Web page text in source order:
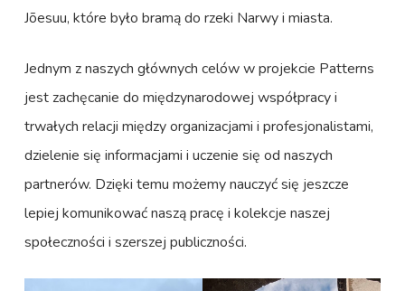
Jõesuu, które było bramą do rzeki Narwy i miasta.
Jednym z naszych głównych celów w projekcie Patterns
jest zachęcanie do międzynarodowej współpracy i
trwałych relacji między organizacjami i profesjonalistami,
dzielenie się informacjami i uczenie się od naszych
partnerów. Dzięki temu możemy nauczyć się jeszcze
lepiej komunikować naszą pracę i kolekcje naszej
społeczności i szerszej publiczności.